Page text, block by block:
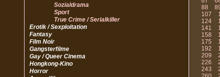
Sozialdrama
Sport
True Crime / Serialkiller
Erotik / Sexploitation
Fantasy
Film Noir
Gangsterfilme
Gay / Queer Cinema
Hongkong-Kino
Horror
88
107
124
141
158
175
192
209
226
243